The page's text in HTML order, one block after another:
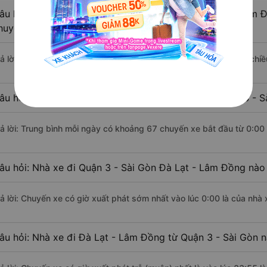
hỏi: Khoảng cách từ Quận 3 - Sài Gòn đi Đà Lạt - Lâm
bằng xe khách?
lời: Đoạn đường đi Đà Lạt - Lâm Đồng từ Quận 3 - Sài Gòn có
hỏi: Mỗi ngày có bao nhiêu chuyến xe khách Quận 3 -
lời: Trung bình mỗi ngày có khoảng 67 chuyến xe bắt đầu từ
hỏi: Nhà xe đi Quận 3 - Sài Gòn Đà Lạt - Lâm Đồng
lời: Chuyến xe có giờ xuất phát sớm nhất vào lúc 0:00 là của nhà
hỏi: Nhà xe đi Đà Lạt - Lâm Đồng từ Quận 3 - Sài Gòn